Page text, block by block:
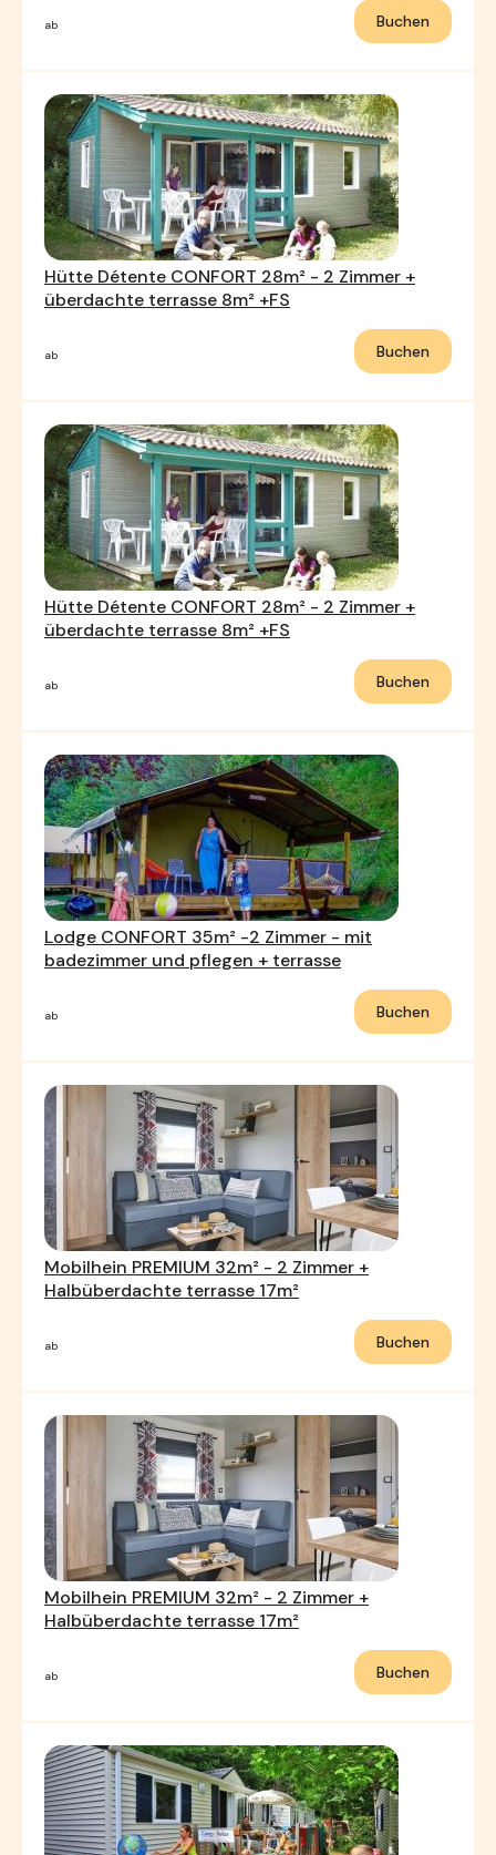
ab Buchen
Hütte Détente CONFORT 28m² - 2 Zimmer +
überdachte terrasse 8m² +FS
ab Buchen
Hütte Détente CONFORT 28m² - 2 Zimmer +
überdachte terrasse 8m² +FS
ab Buchen
Lodge CONFORT 35m² -2 Zimmer - mit
badezimmer und pflegen + terrasse
ab Buchen
Mobilhein PREMIUM 32m² - 2 Zimmer +
Halbüberdachte terrasse 17m²
ab Buchen
Mobilhein PREMIUM 32m² - 2 Zimmer +
Halbüberdachte terrasse 17m²
ab Buchen